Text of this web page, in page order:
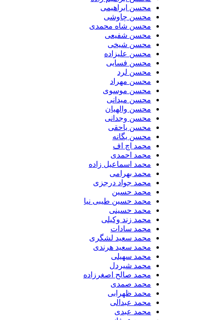
محسن ابراهیمی
محسن چاوشی
محسن شاه محمدی
محسن شفیعی
محسن شیخی
محسن علیزاده
محسن فسایی
محسن لرد
محسن مهراد
محسن موسوی
محسن میدانی
محسن والهیان
محسن وجدانی
محسن یاحقی
محسن یگانه
محمد اچ اف
محمد احمدی
محمد اسماعیل زاده
محمد بهرامی
محمد جواد درجزی
محمد حسین
محمد حسین طیبی نیا
محمد حسینی
محمد زند وکیلی
محمد سادات
محمد سعید لشگری
محمد سعید هرندی
محمد سهیلی
​محمد شیردل
محمد صالح اصغرزاده
محمد صمدی
محمد ظهرابی
محمد عبدالی
محمد عبدی